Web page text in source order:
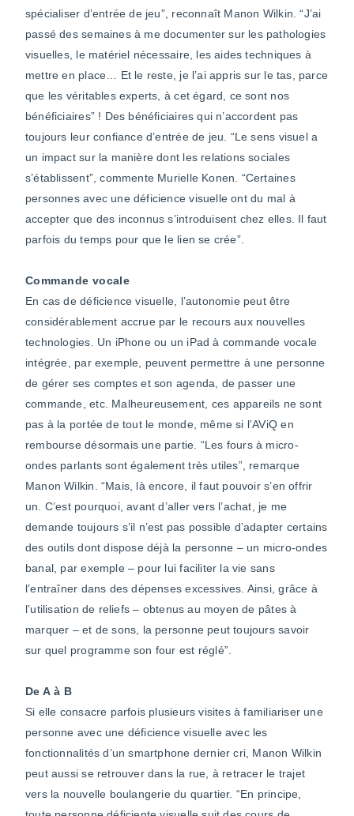
spécialiser d’entrée de jeu”, reconnaît Manon Wilkin. “J’ai
passé des semaines à me documenter sur les pathologies
visuelles, le matériel nécessaire, les aides techniques à
mettre en place… Et le reste, je l’ai appris sur le tas, parce
que les véritables experts, à cet égard, ce sont nos
bénéficiaires” ! Des bénéficiaires qui n’accordent pas
toujours leur confiance d’entrée de jeu. “Le sens visuel a
un impact sur la manière dont les relations sociales
s’établissent”, commente Murielle Konen. “Certaines
personnes avec une déficience visuelle ont du mal à
accepter que des inconnus s’introduisent chez elles. Il faut
parfois du temps pour que le lien se crée”.
Commande vocale
En cas de déficience visuelle, l’autonomie peut être
considérablement accrue par le recours aux nouvelles
technologies. Un iPhone ou un iPad à commande vocale
intégrée, par exemple, peuvent permettre à une personne
de gérer ses comptes et son agenda, de passer une
commande, etc. Malheureusement, ces appareils ne sont
pas à la portée de tout le monde, même si l’AViQ en
rembourse désormais une partie. “Les fours à micro-
ondes parlants sont également très utiles”, remarque
Manon Wilkin. “Mais, là encore, il faut pouvoir s’en offrir
un. C’est pourquoi, avant d’aller vers l’achat, je me
demande toujours s’il n’est pas possible d’adapter certains
des outils dont dispose déjà la personne – un micro-ondes
banal, par exemple – pour lui faciliter la vie sans
l’entraîner dans des dépenses excessives. Ainsi, grâce à
l’utilisation de reliefs – obtenus au moyen de pâtes à
marquer – et de sons, la personne peut toujours savoir
sur quel programme son four est réglé”.
De A à B
Si elle consacre parfois plusieurs visites à familiariser une
personne avec une déficience visuelle avec les
fonctionnalités d’un smartphone dernier cri, Manon Wilkin
peut aussi se retrouver dans la rue, à retracer le trajet
vers la nouvelle boulangerie du quartier. “En principe,